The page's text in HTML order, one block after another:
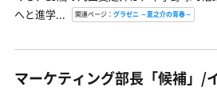
へと進学...
関連ページ： グラゼニ ～夏之介の青春～
マーケティング部長「候補」/